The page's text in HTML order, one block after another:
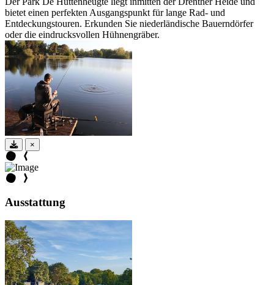
bietet einen perfekten Ausgangspunkt für lange Rad- und
Entdeckungstouren. Erkunden Sie niederländische Bauerndörfer
oder die eindrucksvollen Hühnengräber.
×
Ausstattung